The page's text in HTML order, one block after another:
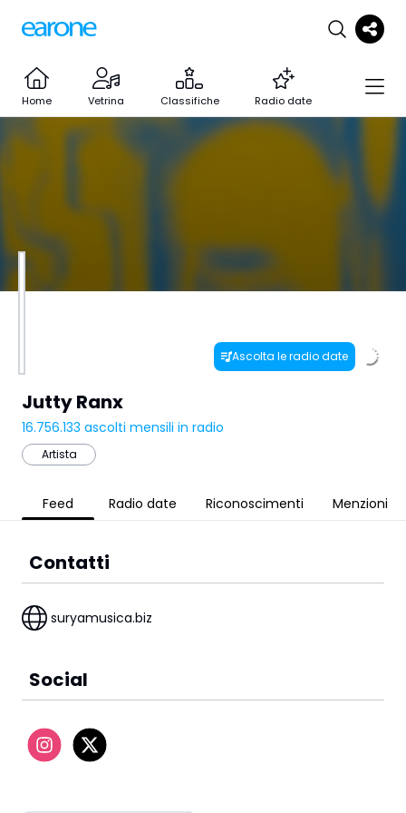
Home Vetrina Classifiche Radio date
Ascolta le radio date
Jutty Ranx
16.756.133 ascolti mensili in radio
Artista
Feed Radio date Riconoscimenti Menzioni
Contatti
suryamusica.biz
Social